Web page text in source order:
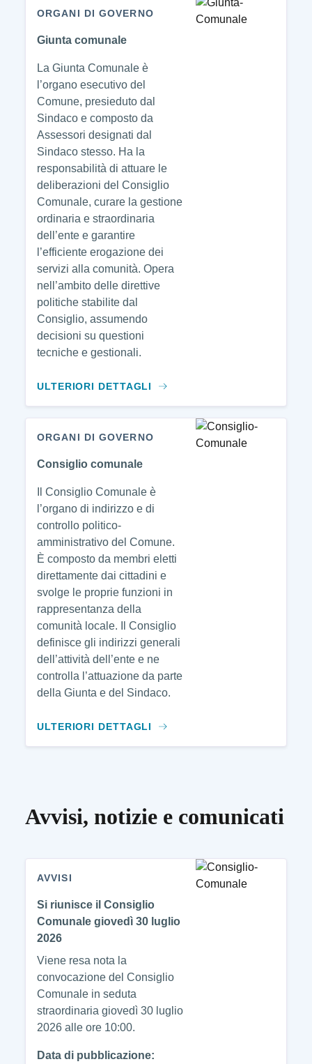
ORGANI DI GOVERNO
Giunta comunale
La Giunta Comunale è
l’organo esecutivo del
Comune, presieduto dal
Sindaco e composto da
Assessori designati dal
Sindaco stesso. Ha la
responsabilità di attuare le
deliberazioni del Consiglio
Comunale, curare la gestione
ordinaria e straordinaria
dell’ente e garantire
l’efficiente erogazione dei
servizi alla comunità. Opera
nell’ambito delle direttive
politiche stabilite dal
Consiglio, assumendo
decisioni su questioni
tecniche e gestionali.
ULTERIORI DETTAGLI
ORGANI DI GOVERNO
Consiglio comunale
Il Consiglio Comunale è
l’organo di indirizzo e di
controllo politico-
amministrativo del Comune.
È composto da membri eletti
direttamente dai cittadini e
svolge le proprie funzioni in
rappresentanza della
comunità locale. Il Consiglio
definisce gli indirizzi generali
dell’attività dell’ente e ne
controlla l’attuazione da parte
della Giunta e del Sindaco.
ULTERIORI DETTAGLI
Avvisi, notizie e comunicati
AVVISI
Si riunisce il Consiglio
Comunale giovedì 30 luglio
2026
Viene resa nota la
convocazione del Consiglio
Comunale in seduta
straordinaria giovedì 30 luglio
2026 alle ore 10:00.
Data di pubblicazione: